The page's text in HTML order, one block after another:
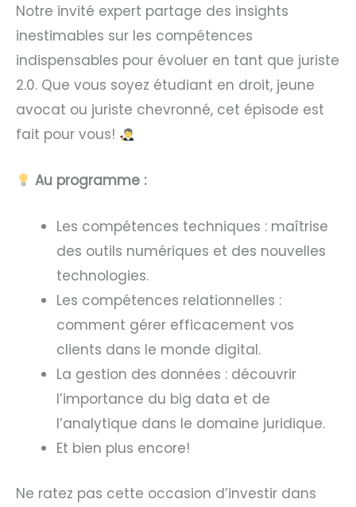
Notre invité expert partage des insights
inestimables sur les compétences
indispensables pour évoluer en tant que juriste
2.0. Que vous soyez étudiant en droit, jeune
avocat ou juriste chevronné, cet épisode est
fait pour vous!
Au programme :
Les compétences techniques : maîtrise
des outils numériques et des nouvelles
technologies.
Les compétences relationnelles :
comment gérer efficacement vos
clients dans le monde digital.
La gestion des données : découvrir
l’importance du big data et de
l’analytique dans le domaine juridique.
Et bien plus encore!
Ne ratez pas cette occasion d’investir dans